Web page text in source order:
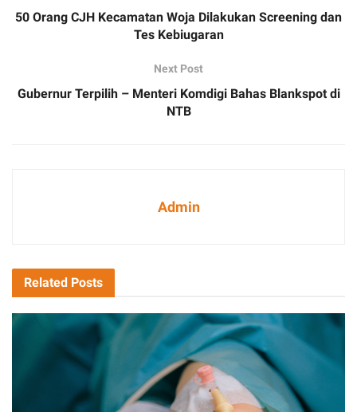
50 Orang CJH Kecamatan Woja Dilakukan Screening dan
Tes Kebiugaran
Next Post
Gubernur Terpilih – Menteri Komdigi Bahas Blankspot di
NTB
Admin
Related Posts